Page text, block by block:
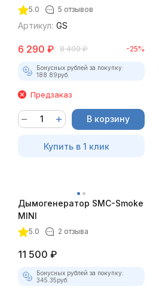
5.0 5 отзывов
Артикул: GS
6 290 ₽ 8 400 ₽ -25%
Бонусных рублей за покупку:
188.89руб.
Предзаказ
В корзину
Купить в 1 клик
Дымогенератор SMC-Smoke
MINI
5.0 2 отзыва
11 500 ₽
Бонусных рублей за покупку:
345.35руб.